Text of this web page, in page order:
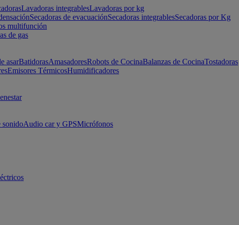
Lavadoras integrablesLavadoras por kg
Secadoras de evacuaciónSecadoras integrablesSecadoras por Kg
multifunción
de gas
asarBatidorasAmasadoresRobots de CocinaBalanzas de CocinaTostadoras
Emisores TérmicosHumidificadores
sonidoAudio car y GPSMicrófonos